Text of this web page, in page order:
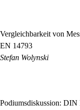
Vergleichbarkeit von
EN 14793
Stefan Wolynski
Podiumsdiskussion: